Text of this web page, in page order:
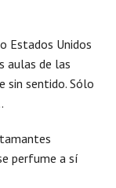
Estados Unidos
aulas de las
sin sentido. Sólo
perfume a sí